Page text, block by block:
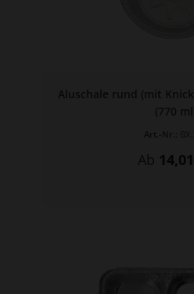
Aluschale rund (mit
(770
Art.-Nr.:
Ab